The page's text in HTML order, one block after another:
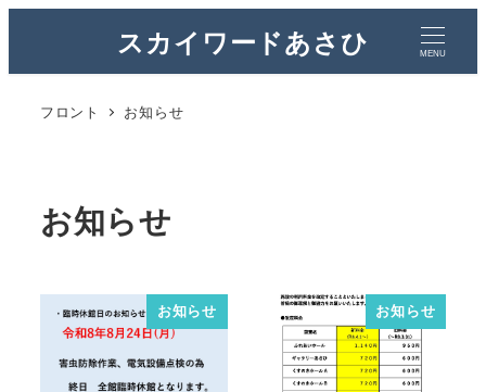
スカイワードあさひ MENU
フロント お知らせ
お知らせ
お知らせ お知らせ